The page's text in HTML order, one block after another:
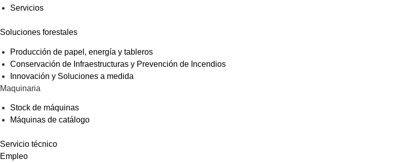
Servicios
Soluciones forestales
Producción de papel, energía y tableros
Conservación de Infraestructuras y Prevención de Incendios
Innovación y Soluciones a medida
Maquinaria
Stock de máquinas
Máquinas de catálogo
Servicio técnico
Empleo